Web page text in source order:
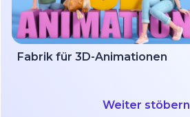
Fabrik für 3D-Animationen
Weiter stöbern